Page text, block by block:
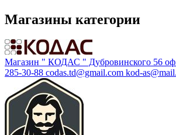
Магазины категории
Магазин " КОДАС " Дубровинского 56
285-30-88 codas.td@gmail.com kod-